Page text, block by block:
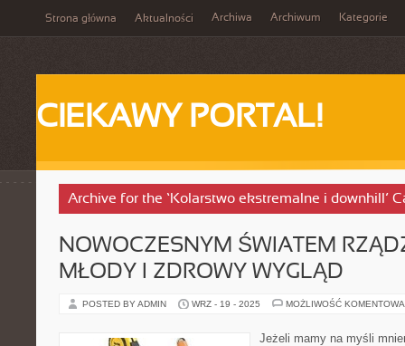
Strona główna Aktualności Archiwa Archiwum Kategorie
CIEKAWY PORTAL!
Archive for the ‘Kolarstwo ekstremalne i downhill’
NOWOCZESNYM ŚWIATEM
MŁODY I ZDROWY WYGLĄD
POSTED BY ADMIN WRZ - 19 - 2025 MOŻLIWOŚĆ
Jeżeli mamy na myśli